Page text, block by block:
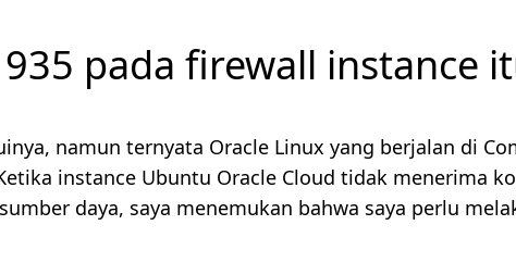
pada firewall instance
namun ternyata Oracle Linux yang berjalan di
instance Ubuntu Oracle Cloud tidak menerima
daya, saya menemukan bahwa saya perlu